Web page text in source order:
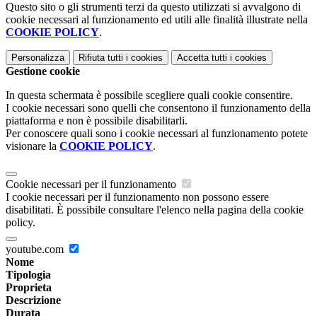
Questo sito o gli strumenti terzi da questo utilizzati si avvalgono di
cookie necessari al funzionamento ed utili alle finalità illustrate nella
COOKIE POLICY.
Personalizza Rifiuta tutti i cookies Accetta tutti i cookies
Gestione cookie
In questa schermata è possibile scegliere quali cookie consentire.
I cookie necessari sono quelli che consentono il funzionamento della
piattaforma e non è possibile disabilitarli.
Per conoscere quali sono i cookie necessari al funzionamento potete
visionare la COOKIE POLICY.
Cookie necessari per il funzionamento
I cookie necessari per il funzionamento non possono essere
disabilitati. È possibile consultare l'elenco nella pagina della cookie
policy.
youtube.com
Nome
Tipologia
Proprieta
Descrizione
Durata